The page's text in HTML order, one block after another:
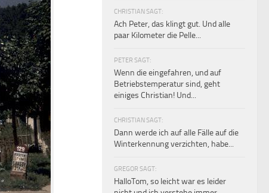
CHRISTIAN SAGT:
Ach Peter, das klingt gut. Und alle
paar Kilometer die Pelle...
PETER SAGT:
Wenn die eingefahren, und auf
Betriebstemperatur sind, geht
einiges Christian! Und...
CHRISTIAN SAGT:
Dann werde ich auf alle Fälle auf die
Winterkennung verzichten, habe...
GREGOR SAGT:
HalloTom, so leicht war es leider